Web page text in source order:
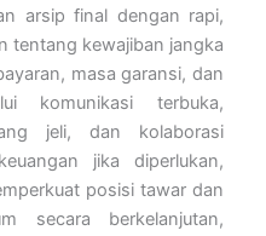
arsip final dengan rapi,
tentang kewajiban jangka
masa garansi, dan
komunikasi terbuka,
jeli, dan kolaborasi
jika diperlukan,
posisi tawar dan
secara berkelanjutan,